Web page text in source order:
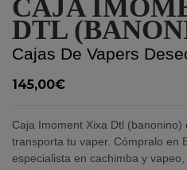
CAJA
DTL
Cajas De Vapers
145,00€
Caja Imoment Xixa Dtl (banonino)
transporta tu vaper. Cómpralo en
especialista en cachimba y